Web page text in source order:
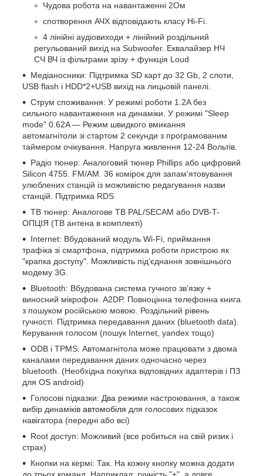
Чудова робота на навантаженні 2Ом
спотворення АЧХ відповідають класу Hi-Fi.
4 лінійні аудіовиходи + лінійний роздільний
регульований вихід на Subwoofer. Еквалайзер НЧ
СЧ ВЧ із фільтрами зрізу + функція Loud
Медіаносники: Підтримка SD карт до 32 Gb, 2 слоти,
USB flash і HDD*2+USB вихід на лицьовій панелі.
Струм споживання: У режимі роботи 1.2A без
сильного навантаження на динаміки. У режимі "Sleep
mode" 0.62A — Режим швидкого вмикання
автомагнітоли зі стартом 2 секунди з програмованим
таймером очікування. Напруга живлення 12-24 Вольтів.
Радіо тюнер: Аналоговий тюнер Phillips або цифровий
Silicon 4755. FM/AM. 36 комірок для запам'ятовування
улюблених станцій із можливістю редагування назви
станцій. Підтримка RDS
ТВ тюнер: Аналогове ТВ PAL/SECAM або DVB-T-
ОПЦІЯ (ТВ антена в комплекті)
Internet: Вбудований модуль Wi-Fi, приймання
трафіка зі смартфона, підтримка роботи пристрою як
"крапка доступу". Можливість під'єднання зовнішнього
модему 3G.
Bluetooth: Вбудована система гучного зв'язку +
виносний мікрофон. A2DP. Повноцінна телефонна книга
з пошуком російською мовою. Роздільний рівень
гучності. Підтримка передавання даних (bluetooth data).
Керування голосом (пошук Internet, yandex тощо)
ODB і TPMS: Автомагнітола може працювати з двома
каналами передавання даних одночасно через
bluetooth. (Необхідна покупка відповідних адаптерів і ПЗ
для OS android)
Голосові підказки: Два режими настроювання, а також
вибір динаміків автомобіля для голосових підказок
навігатора (передні або всі)
Root доступ: Можливий (все робиться на свій ризик і
страх)
Кнопки на кермі: Так. На кожну кнопку можна додати